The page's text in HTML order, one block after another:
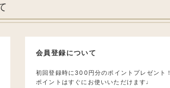
会員登録について
初回登録時に300円分のポイントプレゼント！
ポイントはすぐにお使いいただけます♩